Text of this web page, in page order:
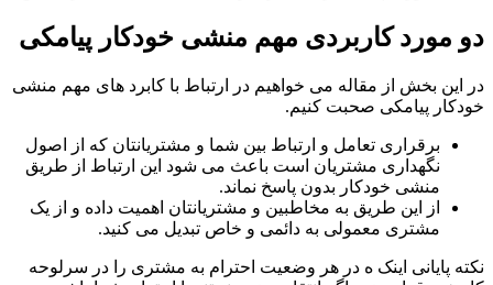
دو مورد کاربردی مهم منشی خودکار پیامکی
در این بخش از مقاله می خواهیم در ارتباط با کابرد های مهم منشی
خودکار پیامکی صحبت کنیم.
برقراری تعامل و ارتباط بین شما و مشتریانتان که از اصول
نگهداری مشتریان است باعث می شود این ارتباط از طریق
منشی خودکار بدون پاسخ نماند.
از این طریق به مخاطبین و مشتریانتان اهمیت داده و از یک
مشتری معمولی به دائمی و خاص تبدیل می کنید.
نکته پایانی اینک ه در هر وضعیت احترام به مشتری را در سرلوحه